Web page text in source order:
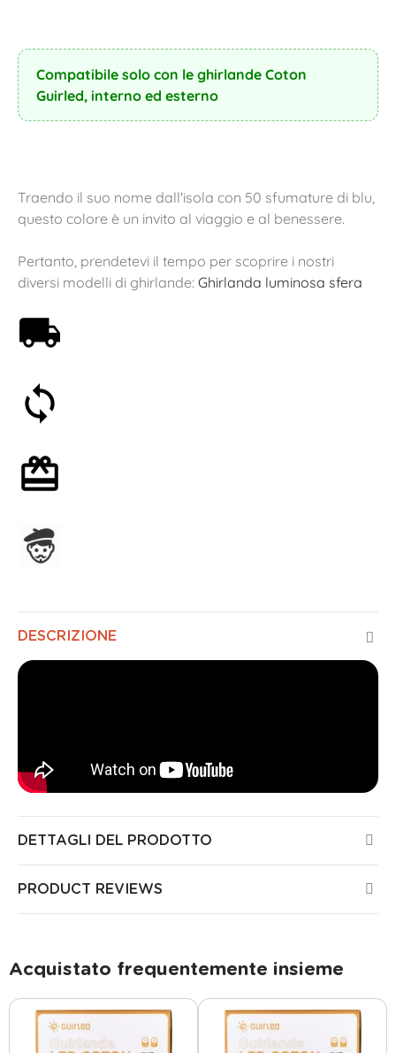
Compatibile solo con le ghirlande Coton
Guirled, interno ed esterno
Traendo il suo nome dall'isola con 50 sfumature di blu,
questo colore è un invito al viaggio e al benessere.
Pertanto, prendetevi il tempo per scoprire i nostri
diversi modelli di ghirlande: Ghirlanda luminosa sfera
DESCRIZIONE
DETTAGLI DEL PRODOTTO
PRODUCT REVIEWS
Acquistato frequentemente insieme